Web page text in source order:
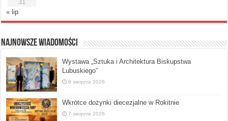
31
« lip
Najnowsze Wiadomości
Wystawa „Sztuka i Architektura Biskupstwa
Lubuskiego”
8 sierpnia 2026
Wkrótce dożynki diecezjalne w Rokitnie
7 sierpnia 2026